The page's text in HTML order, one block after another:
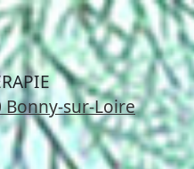
Bonny-sur-Loire